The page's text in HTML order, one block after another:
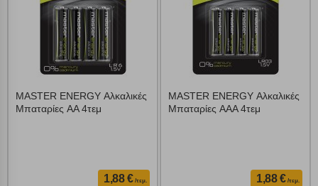
MASTER ENERGY Αλκαλικές
Μπαταρίες AA 4τεμ
1,88 € /τεμ.
MASTER ENERGY Αλκαλικές
Μπαταρίες AAA 4τεμ
1,88 € /τεμ.